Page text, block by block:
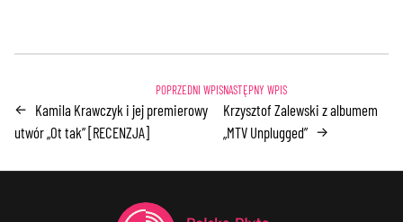
← Kamila Krawczyk i jej premierowy
utwór „Ot tak” [RECENZJA]
Krzysztof Zalewski z albumem
„MTV Unplugged” →